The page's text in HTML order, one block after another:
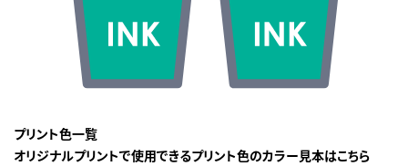
プリント色一覧
オリジナルプリントで使用できるプリント色のカラー見本はこちら